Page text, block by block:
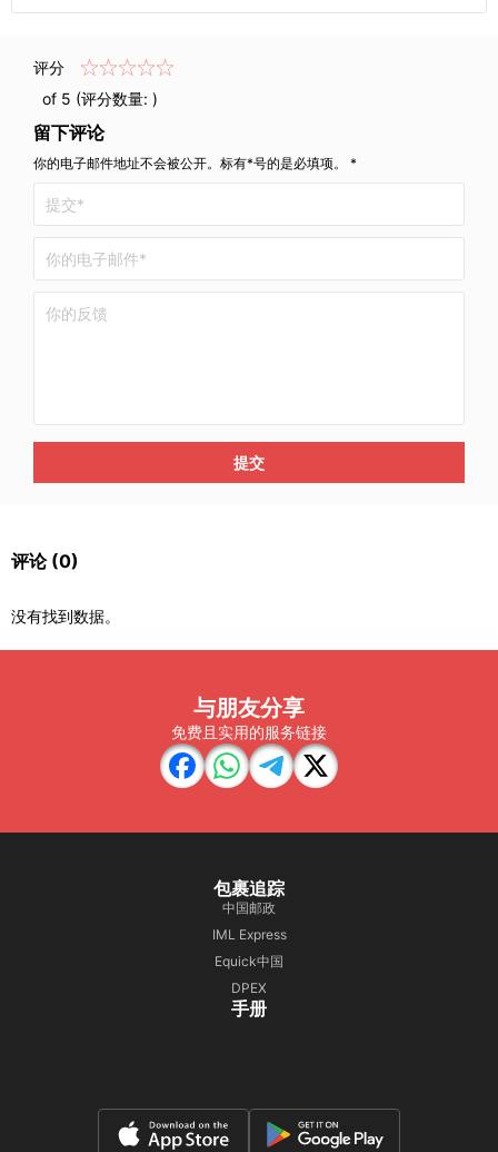
评分
of 5 (评分数量: )
留下评论
你的电子邮件地址不会被公开。标有*号的是必填项。 *
提交
评论 (0)
没有找到数据。
与朋友分享
免费且实用的服务链接
包裹追踪
中国邮政
IML Express
Equick中国
DPEX
手册